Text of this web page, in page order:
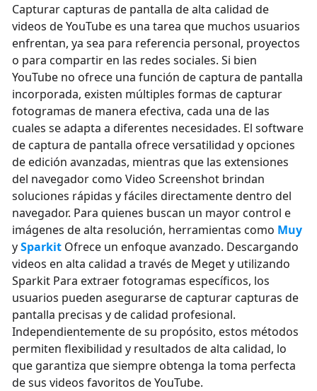
Capturar capturas de pantalla de alta calidad de
videos de YouTube es una tarea que muchos usuarios
enfrentan, ya sea para referencia personal, proyectos
o para compartir en las redes sociales. Si bien
YouTube no ofrece una función de captura de pantalla
incorporada, existen múltiples formas de capturar
fotogramas de manera efectiva, cada una de las
cuales se adapta a diferentes necesidades. El software
de captura de pantalla ofrece versatilidad y opciones
de edición avanzadas, mientras que las extensiones
del navegador como Video Screenshot brindan
soluciones rápidas y fáciles directamente dentro del
navegador. Para quienes buscan un mayor control e
imágenes de alta resolución, herramientas como Muy
ySparkit Ofrece un enfoque avanzado. Descargando
videos en alta calidad a través de Meget y utilizando
Sparkit Para extraer fotogramas específicos, los
usuarios pueden asegurarse de capturar capturas de
pantalla precisas y de calidad profesional.
Independientemente de su propósito, estos métodos
permiten flexibilidad y resultados de alta calidad, lo
que garantiza que siempre obtenga la toma perfecta
de sus videos favoritos de YouTube.